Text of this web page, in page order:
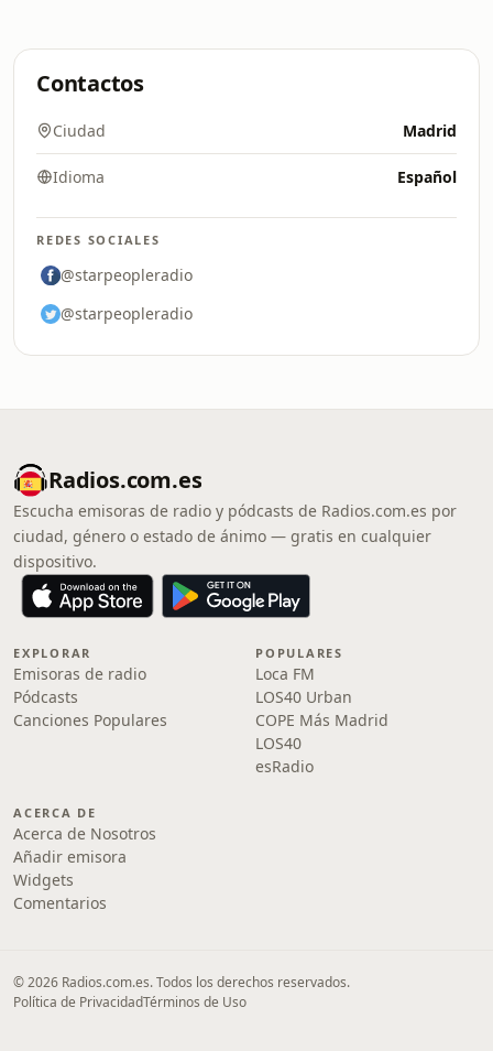
Contactos
Ciudad Madrid
Idioma Español
REDES SOCIALES
@starpeopleradio
@starpeopleradio
Radios.com.es
Escucha emisoras de radio y pódcasts de Radios.com.es por
ciudad, género o estado de ánimo — gratis en cualquier
dispositivo.
EXPLORAR
Emisoras de radio
Pódcasts
Canciones Populares
POPULARES
Loca FM
LOS40 Urban
COPE Más Madrid
LOS40
esRadio
ACERCA DE
Acerca de Nosotros
Añadir emisora
Widgets
Comentarios
© 2026 Radios.com.es. Todos los derechos reservados.
Política de PrivacidadTérminos de Uso